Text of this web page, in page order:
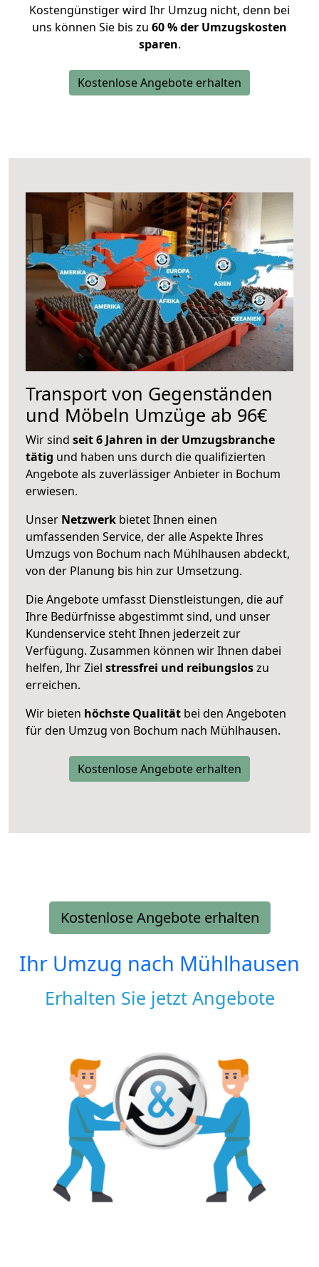
Kostengünstiger wird Ihr Umzug nicht, denn bei
uns können Sie bis zu 60 % der Umzugskosten
sparen.
Kostenlose Angebote erhalten
Transport von Gegenständen
und Möbeln Umzüge ab 96€
Wir sind seit 6 Jahren in der Umzugsbranche
tätig und haben uns durch die qualifizierten
Angebote als zuverlässiger Anbieter in Bochum
erwiesen.
Unser Netzwerk bietet Ihnen einen
umfassenden Service, der alle Aspekte Ihres
Umzugs von Bochum nach Mühlhausen abdeckt,
von der Planung bis hin zur Umsetzung.
Die Angebote umfasst Dienstleistungen, die auf
Ihre Bedürfnisse abgestimmt sind, und unser
Kundenservice steht Ihnen jederzeit zur
Verfügung. Zusammen können wir Ihnen dabei
helfen, Ihr Ziel stressfrei und reibungsloszu
erreichen.
Wir bieten höchste Qualität bei den Angeboten
für den Umzug von Bochum nach Mühlhausen.
Kostenlose Angebote erhalten
Kostenlose Angebote erhalten
Ihr Umzug nach Mühlhausen
Erhalten Sie jetzt Angebote